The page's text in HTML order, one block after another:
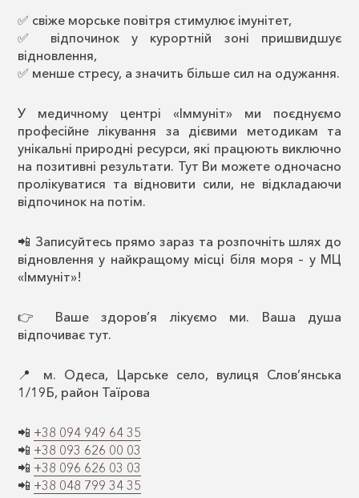
✅ свіже морське повітря стимулює імунітет,
✅ відпочинок у курортній зоні пришвидшує
відновлення,
✅ менше стресу, а значить більше сил на одужання.
У медичному центрі «Іммуніт» ми поєднуємо
професійне лікування за дієвими методикам та
унікальні природні ресурси, які працюють виключно
на позитивні результати. Тут Ви можете одночасно
пролікуватися та відновити сили, не відкладаючи
відпочинок на потім.
📲 Записуйтесь прямо зараз та розпочніть шлях до
відновлення у найкращому місці біля моря – у МЦ
«Іммуніт»!
👉 Ваше здоров’я лікуємо ми. Ваша душа
відпочиває тут.
📍 м. Одеса, Царське село, вулиця Слов’янська
1/19Б, район Таїрова
📲 +38 094 949 64 35
📲 +38 093 626 00 03
📲 +38 096 626 03 03
📲 +38 048 799 34 35